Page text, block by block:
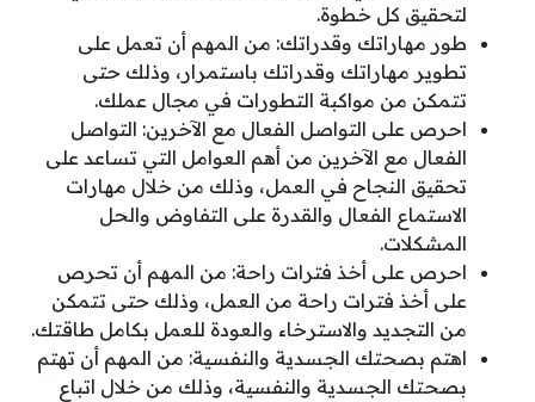
لتحقيق كل خطوة.
طور مهاراتك وقدراتك: من المهم أن تعمل على
تطوير مهاراتك وقدراتك باستمرار، وذلك حتى
تتمكن من مواكبة التطورات في مجال عملك.
احرص على التواصل الفعال مع الآخرين: التواصل
الفعال مع الآخرين من أهم العوامل التي تساعد على
تحقيق النجاح في العمل، وذلك من خلال مهارات
الاستماع الفعال والقدرة على التفاوض والحل
المشكلات.
احرص على أخذ فترات راحة: من المهم أن تحرص
على أخذ فترات راحة من العمل، وذلك حتى تتمكن
من التجديد والاسترخاء والعودة للعمل بكامل طاقتك.
اهتم بصحتك الجسدية والنفسية: من المهم أن تهتم
بصحتك الجسدية والنفسية، وذلك من خلال اتباع